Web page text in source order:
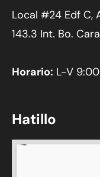
Local #24 Edf C,
143.3 Int. Bo.
Horario: L-V
Hatillo